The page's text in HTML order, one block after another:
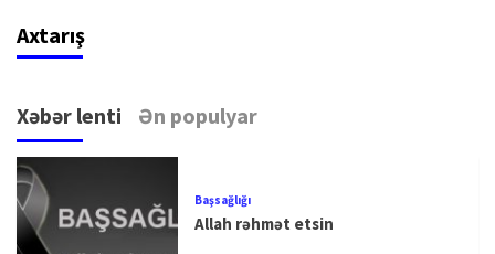
Axtarış
Xəbər lenti Ən populyar
Başsağlığı
Allah rəhmət etsin